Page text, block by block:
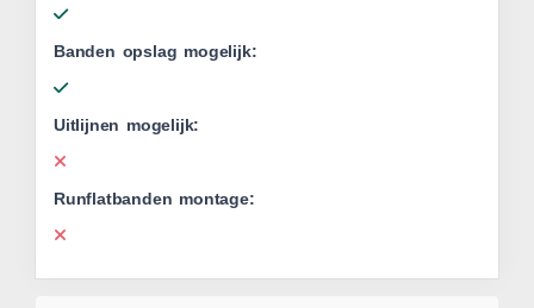
Banden opslag mogelijk:
Uitlijnen mogelijk:
Runflatbanden montage: